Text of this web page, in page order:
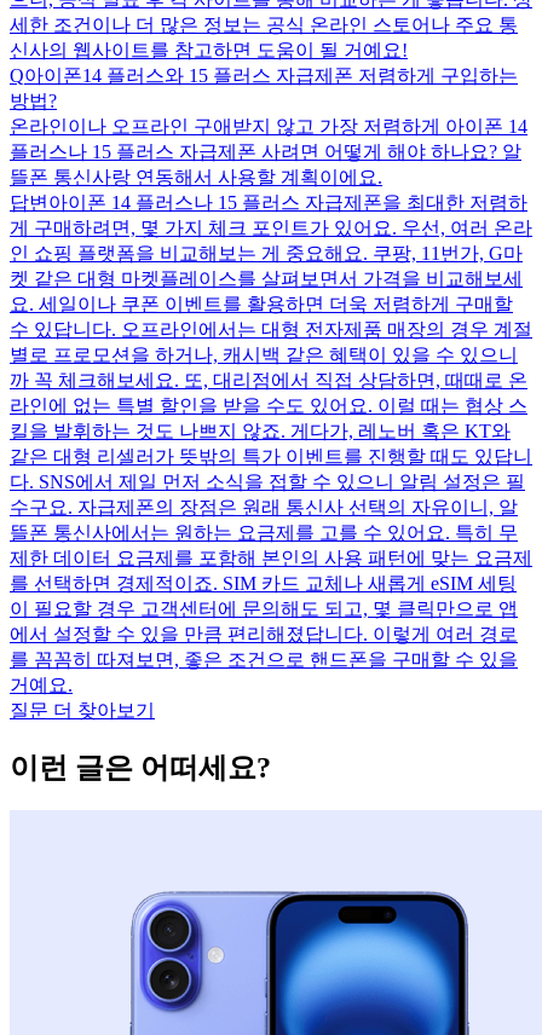
세한 조건이나 더 많은 정보는 공식 온라인 스토어나 주요 통
신사의 웹사이트를 참고하면 도움이 될 거예요!
Q아이폰14 플러스와 15 플러스 자급제폰 저렴하게 구입하는
방법?
온라인이나 오프라인 구애받지 않고 가장 저렴하게 아이폰 14
플러스나 15 플러스 자급제폰 사려면 어떻게 해야 하나요? 알
뜰폰 통신사랑 연동해서 사용할 계획이에요.
답변 아이폰 14 플러스나 15 플러스 자급제폰을 최대한 저렴하
게 구매하려면, 몇 가지 체크 포인트가 있어요. 우선, 여러 온라
인 쇼핑 플랫폼을 비교해보는 게 중요해요. 쿠팡, 11번가, G마
켓 같은 대형 마켓플레이스를 살펴보면서 가격을 비교해보세
요. 세일이나 쿠폰 이벤트를 활용하면 더욱 저렴하게 구매할
수 있답니다. 오프라인에서는 대형 전자제품 매장의 경우 계절
별로 프로모션을 하거나, 캐시백 같은 혜택이 있을 수 있으니
까 꼭 체크해보세요. 또, 대리점에서 직접 상담하면, 때때로 온
라인에 없는 특별 할인을 받을 수도 있어요. 이럴 때는 협상 스
킬을 발휘하는 것도 나쁘지 않죠. 게다가, 레노버 혹은 KT와
같은 대형 리셀러가 뜻밖의 특가 이벤트를 진행할 때도 있답니
다. SNS에서 제일 먼저 소식을 접할 수 있으니 알림 설정은 필
수구요. 자급제폰의 장점은 원래 통신사 선택의 자유이니, 알
뜰폰 통신사에서는 원하는 요금제를 고를 수 있어요. 특히 무
제한 데이터 요금제를 포함해 본인의 사용 패턴에 맞는 요금제
를 선택하면 경제적이죠. SIM 카드 교체나 새롭게 eSIM 세팅
이 필요할 경우 고객센터에 문의해도 되고, 몇 클릭만으로 앱
에서 설정할 수 있을 만큼 편리해졌답니다. 이렇게 여러 경로
를 꼼꼼히 따져보면, 좋은 조건으로 핸드폰을 구매할 수 있을
거예요.
질문 더 찾아보기
이런 글은 어떠세요?